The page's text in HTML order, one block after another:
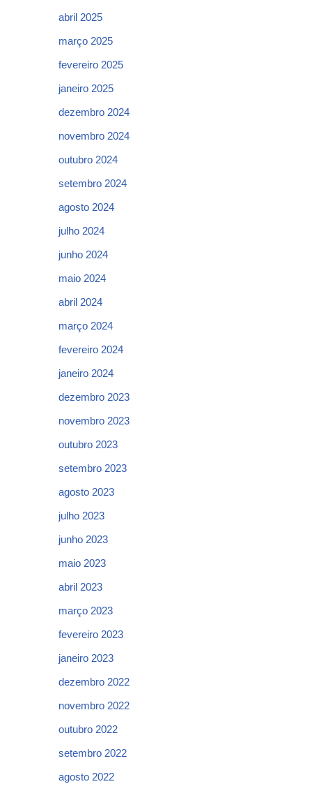
abril 2025
março 2025
fevereiro 2025
janeiro 2025
dezembro 2024
novembro 2024
outubro 2024
setembro 2024
agosto 2024
julho 2024
junho 2024
maio 2024
abril 2024
março 2024
fevereiro 2024
janeiro 2024
dezembro 2023
novembro 2023
outubro 2023
setembro 2023
agosto 2023
julho 2023
junho 2023
maio 2023
abril 2023
março 2023
fevereiro 2023
janeiro 2023
dezembro 2022
novembro 2022
outubro 2022
setembro 2022
agosto 2022